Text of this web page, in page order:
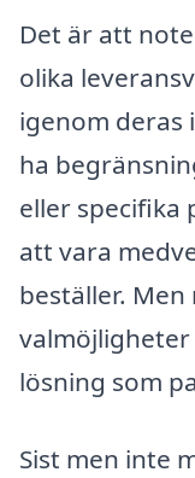
Det är att
olika
igenom deras
ha
eller specifika
att vara
beställer. Men
lösning som
Sist men inte